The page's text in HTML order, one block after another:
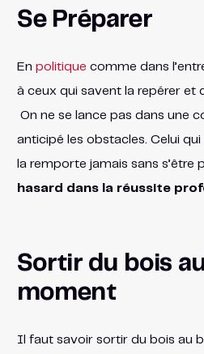
Se Préparer
En politique comme dans
à ceux qui savent la repérer et
On ne se lance pas dans une
anticipé les obstacles. Celui
la remporte jamais sans s’être
hasard dans la réussite
Sortir du bois
moment
Il faut savoir sortir du bois au